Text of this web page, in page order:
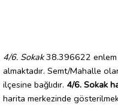
4/6. Sokak38.396622
almaktadır. Semt/Mahalle
ilçesine bağlıdır. 4/6. Sokak
harita merkezinde